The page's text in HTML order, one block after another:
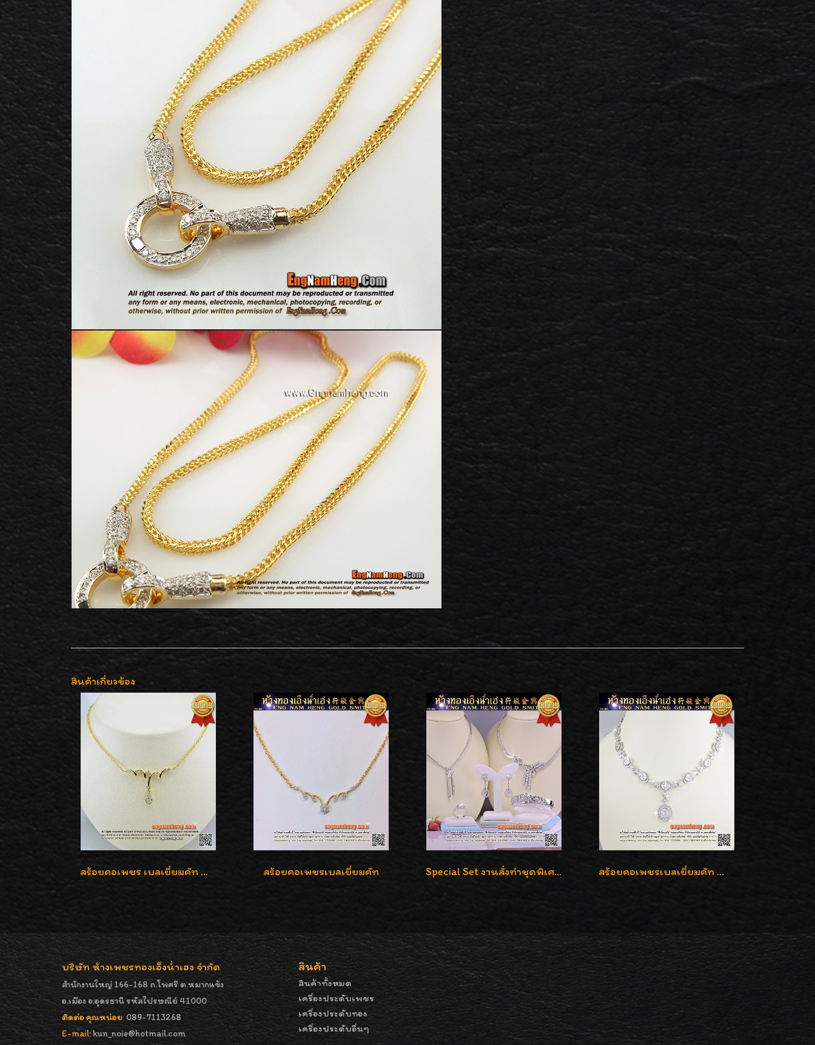
สินค้าเกี่ยวข้อง
สร้อยคอเพชร เบลเยี่ยมคัท น้ำ 98% F-Color/VVS รูปแบบหวานใส่สวยดูดีน่ารักสุดๆค่ะ สร้อยคอเพชรเบลเยี่ยมคัท Special Set งานสั่งทำชุดพิเศษ เพชรคัดทุกชิ้น สวยหรูหรา ราคามิตรภาพค่ะ สร้อยคอเพชรเบลเยี่ยมคัท น้ำ 99% E-Color / VVS น้ำหนักเพชรรวม 16.05 กะรัต
บริษัท ห้างเพชรทองเอ็งน่ำเฮง จำกัด
สำนักงานใหญ่ 166-168 ถ.โพศรี ต.หมากแข้ง
อ.เมือง จ.อุดรธานี รหัสไปรษณีย์ 41000
ติดต่อ คุณหน่อย 089-7113268
E-mail:kun_noie@hotmail.com
สินค้า
สินค้าทั้งหมด
เครื่องประดับเพชร
เครื่องประดับทอง
เครื่องประดับอื่นๆ